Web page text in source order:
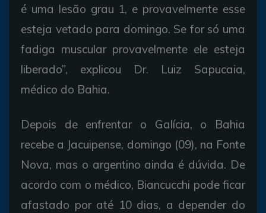
é uma lesão grau 1, e provavelmente esse
esteja vetado para domingo. Se for só uma
fadiga muscular provavelmente ele esteja
liberado”, explicou Dr. Luiz Sapucaia,
médico do Bahia.
Depois de enfrentar o Galícia, o Bahia
recebe a Jacuipense, domingo (09), na Fonte
Nova, mas o argentino ainda é dúvida. De
acordo com o médico, Biancucchi pode ficar
afastado por até 10 dias, a depender do